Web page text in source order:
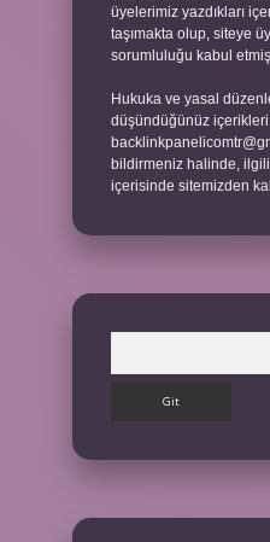
üyelerimiz yazdıkları
taşımakta olup, siteye
sorumluluğu kabul etmiş
Hukuka ve yasal
düşündüğünüz
bildirmeniz halinde,
içerisinde sitemizden